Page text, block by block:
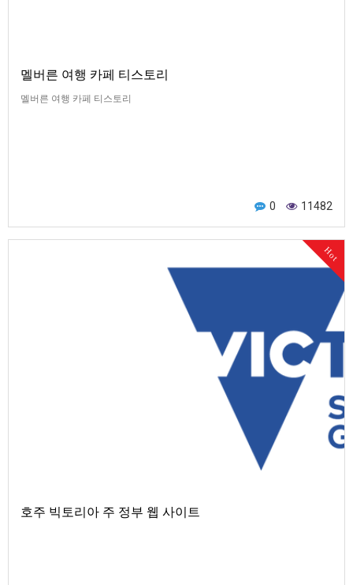
멜버른 여행 카페 티스토리
멜버른 여행 카페 티스토리
0 11482
Hot
호주 빅토리아 주 정부 웹 사이트